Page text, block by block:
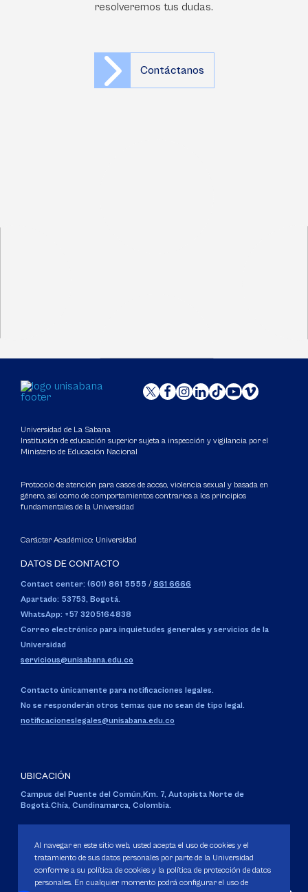
resolveremos tus dudas.
Contáctanos
Universidad de La Sabana
Institución de educación superior sujeta a inspección y vigilancia por el
Ministerio de Educación Nacional
Protocolo de atención para casos de acoso, violencia sexual y basada en
género, así como de comportamientos contrarios a los principios
fundamentales de la Universidad
Carácter Académico: Universidad
DATOS DE CONTACTO
Contact center: (601) 861 5555 / 861 6666
Apartado: 53753, Bogotá.
WhatsApp: +57 3205164838
Correo electrónico para inquietudes generales y servicios de la
Universidad
servicious@unisabana.edu.co
Contacto únicamente para notificaciones legales.
No se responderán otros temas que no sean de tipo legal.
notificacioneslegales@unisabana.edu.co
UBICACIÓN
Campus del Puente del Común,Km. 7, Autopista Norte de
Bogotá.Chía, Cundinamarca, Colombia.
Personería Jurídica:Resolución 130 del 14 de enero de 1980.
Ministerio de Educación Nacional.
Al navegar en este sitio web, usted acepta el uso de cookies y el
tratamiento de sus datos personales por parte de la Universidad
conforme a su política de cookies y la política de protección de datos
personales. En cualquier momento podrá configurar el uso de